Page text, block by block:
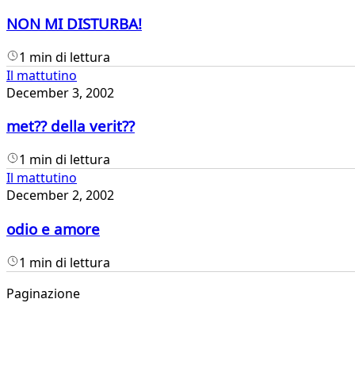
NON MI DISTURBA!
1 min di lettura
Il mattutino
December 3, 2002
met?? della verit??
1 min di lettura
Il mattutino
December 2, 2002
odio e amore
1 min di lettura
Paginazione